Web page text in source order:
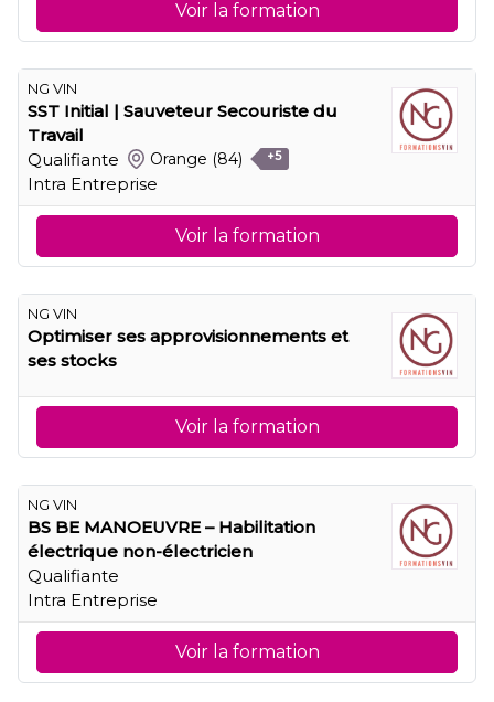
Voir la formation
NG VIN
SST Initial | Sauveteur Secouriste du
Travail
Qualifiante
Orange (84) +5
Intra Entreprise
Voir la formation
NG VIN
Optimiser ses approvisionnements et
ses stocks
Voir la formation
NG VIN
BS BE MANOEUVRE – Habilitation
électrique non-électricien
Qualifiante
Intra Entreprise
Voir la formation